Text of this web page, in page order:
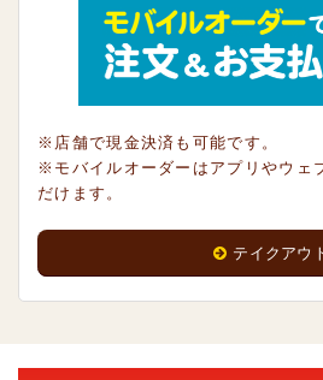
※店舗で現金決済も可能です。
※モバイルオーダーはアプリやウェ
だけます。
テイクアウ